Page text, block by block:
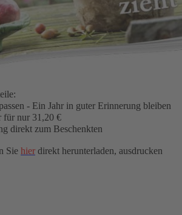
Landlust Lesefreude!
zwei Monate die schönsten Seiten des
- Ein Jahr in guter Erinnerung bleiben
für nur 31,20 €
direkt zum Beschenkten
Sie hier direkt herunterladen, ausdrucken